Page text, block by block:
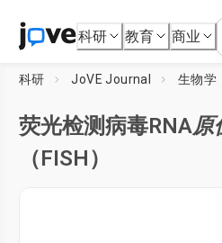
科研 教育 商业
科研 JoVE Journal 生物学
荧光检测病毒RNA原
（FISH）